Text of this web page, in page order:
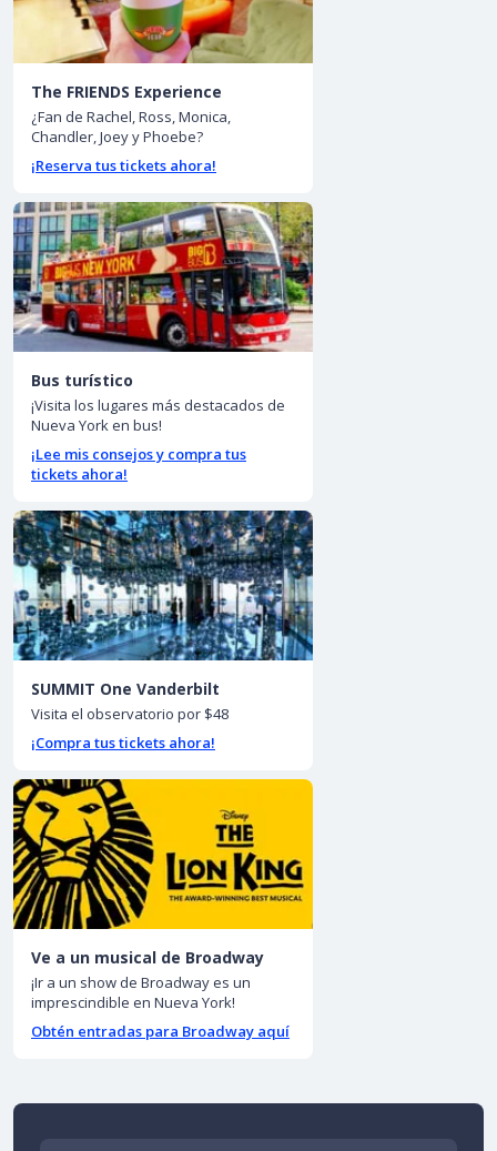
The FRIENDS Experience
¿Fan de Rachel, Ross, Monica,
Chandler, Joey y Phoebe?
¡Reserva tus tickets ahora!
Bus turístico
¡Visita los lugares más destacados de
Nueva York en bus!
¡Lee mis consejos y compra tus
tickets ahora!
SUMMIT One Vanderbilt
Visita el observatorio por $48
¡Compra tus tickets ahora!
Ve a un musical de Broadway
¡Ir a un show de Broadway es un
imprescindible en Nueva York!
Obtén entradas para Broadway aquí